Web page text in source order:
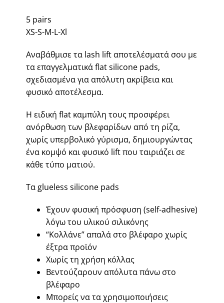
5 pairs
XS-S-M-L-Xl
Αναβάθμισε τα lash lift αποτελέσματά σου με
τα επαγγελματικά flat silicone pads,
σχεδιασμένα για απόλυτη ακρίβεια και
φυσικό αποτέλεσμα.
Η ειδική flat καμπύλη τους προσφέρει
ανόρθωση των βλεφαρίδων από τη ρίζα,
χωρίς υπερβολικό γύρισμα, δημιουργώντας
ένα κομψό και φυσικό lift που ταιριάζει σε
κάθε τύπο ματιού.
Τα glueless silicone pads
Έχουν φυσική πρόσφυση (self-adhesive)
λόγω του υλικού σιλικόνης
“Κολλάνε” απαλά στο βλέφαρο χωρίς
έξτρα προϊόν
Χωρίς τη χρήση κόλλας
Βεντούζαρουν απόλυτα πάνω στο
βλέφαρο
Μπορείς να τα χρησιμοποιήσεις